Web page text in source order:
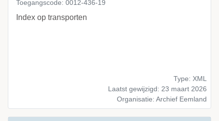
Toegangscode: 0012-436-19
Index op transporten
Type: XML
Laatst gewijzigd: 23 maart 2026
Organisatie: Archief Eemland